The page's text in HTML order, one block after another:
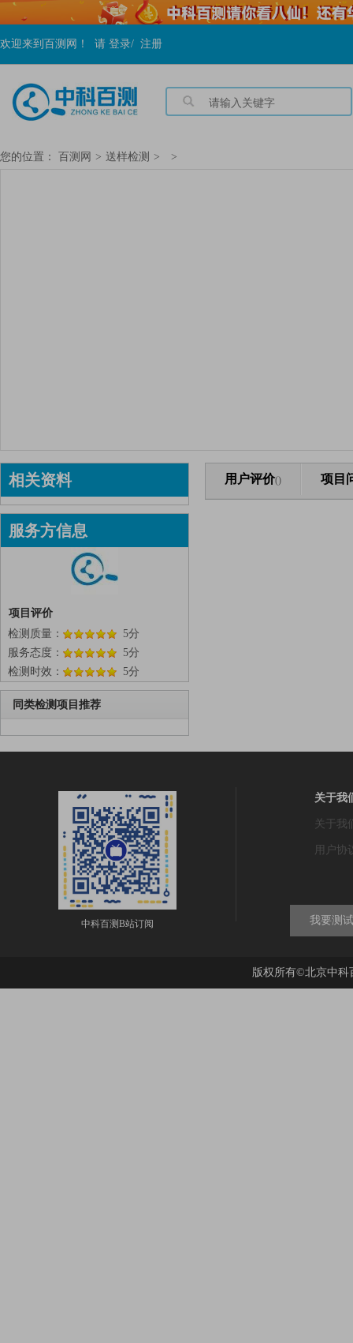
欢迎来到百测网！ 请 登录/ 注册
您的位置： 百测网 > 送样检测 > >
用户评价() 项目
相关资料
服务方信息
项目评价
检测质量：
5分
服务态度：
5分
检测时效：
5分
同类检测项目推荐
中科百测B站订阅
关于我
关于我
用户协
我要测试
版权所有©北京中